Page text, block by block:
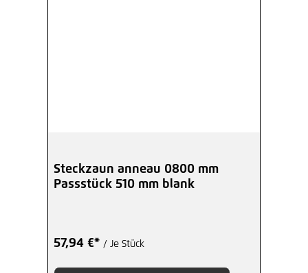
Steckzaun anneau 0800 mm
Passstück 510 mm blank
57,94 €* / Je Stück